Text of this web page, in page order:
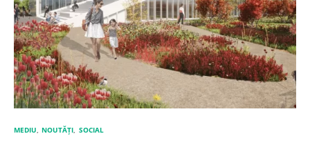
MEDIU NOUTĂȚI SOCIAL